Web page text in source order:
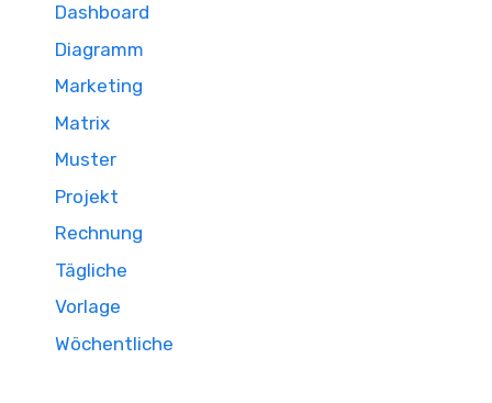
Dashboard
Diagramm
Marketing
Matrix
Muster
Projekt
Rechnung
Tägliche
Vorlage
Wöchentliche